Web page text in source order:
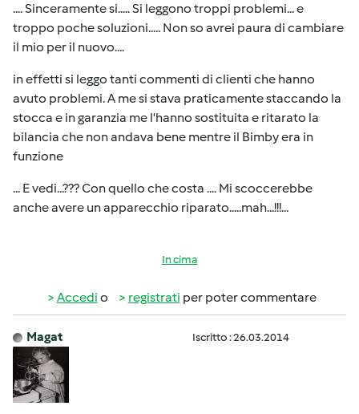
.... Sinceramente si..... Si leggono troppi problemi... e
troppo poche soluzioni..... Non so avrei paura di cambiare
il mio per il nuovo....
in effetti si leggo tanti commenti di clienti che hanno
avuto problemi. A me si stava praticamente staccando la
stocca e in garanzia me l'hanno sostituita e ritarato la
bilancia che non andava bene mentre il Bimby era in
funzione
... E vedi...??? Con quello che costa .... Mi scoccerebbe
anche avere un apparecchio riparato.....mah...!!!...
In cima
Accedi o registrati per poter commentare
Magat Iscritto : 26.03.2014